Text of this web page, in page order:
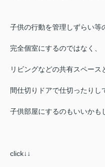
子供の行動を管理しずらい等
完全個室にするのではなく、
リビングなどの共有スペース
間仕切りドアで仕切ったりし
子供部屋にするのもいいかも
click↓↓